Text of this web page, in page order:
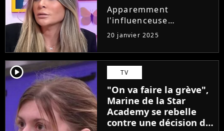
Apparemment
l'influenceuse
Melanight n'aime pas
vraiment vieillir. En
effet, la candidate de
télé-réalité a publié une
photo dans la story de
son compte Instagram
le lundi 20 janvier...
20 janvier 2025
player2 TV
"On va faire la grève",
Marine de la Star
Academy se rebelle
contre une décision de